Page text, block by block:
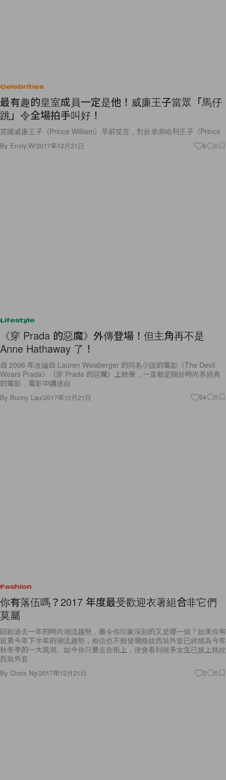
Celebrities
最有趣的皇室成員一定是他！威廉王子當眾「馬仔
跳」令全場拍手叫好！
英國威廉王子（Prince William）早前笑言，對於弟弟哈利王子（Prince
By Emily.W/2017年12月21日 6 0
Lifestyle
《穿 Prada 的惡魔》外傳登場！但主角再不是
Anne Hathaway 了！
自 2006 年改編自 Lauren Weisberger 的同名小說的電影《The Devil
Wears Prada》（穿 Prada 的惡魔）上映後，一直都是關於時尚界經典
的電影，電影中講述由
By Bunny Lau/2017年12月21日 54 0
你有落伍嗎？2017 年度最受歡迎衣著組合非它們
莫屬
回顧過去一年的時尚潮流趨勢，最令你印象深刻的又是哪一個？如果你有
秋冬季的一大風潮。如今你只要走在街上，便會看到很多女生已披上格紋
西裝外套
ByCloris Ng